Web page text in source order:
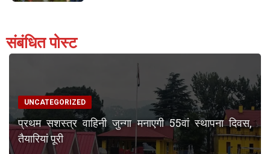
संबंधित पोस्ट
UNCATEGORIZED
प्रथम सशस्त्र वाहिनी जुन्गा मनाएगी 55वां स्थापना दिवस,
तैयारियां पूरी